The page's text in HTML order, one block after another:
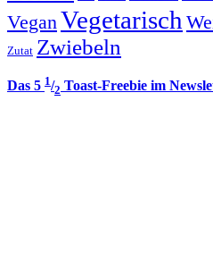
Vegan Vegetarisch
Zutat Zwiebeln
Das 5 1/2 Toast-Freebie im